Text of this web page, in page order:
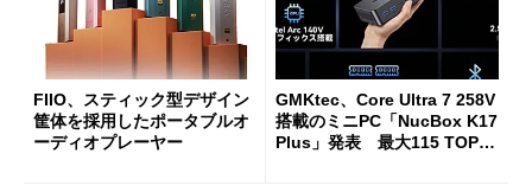
FIIO、スティック型デザイン
筐体を採用したポータブルオ
ーディオプレーヤー
GMKtec、Core Ultra 7 258V
搭載のミニPC「NucBox K17
Plus」発表 最大115 TOPS